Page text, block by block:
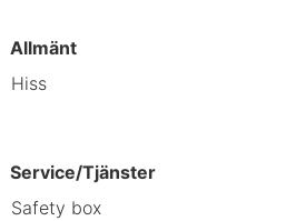
Allmänt
Hiss
Service/Tjänster
Safety box